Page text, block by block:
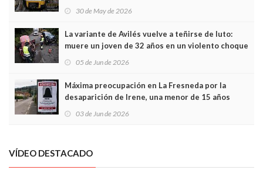
sobrecoste de los trenes que no cabían por los
30 de May de 2026
La variante de Avilés vuelve a teñirse de luto:
muere un joven de 32 años en un violento choque
frontal
05 de Jun de 2026
Máxima preocupación en La Fresneda por la
desaparición de Irene, una menor de 15 años
03 de Jun de 2026
VÍDEO DESTACADO